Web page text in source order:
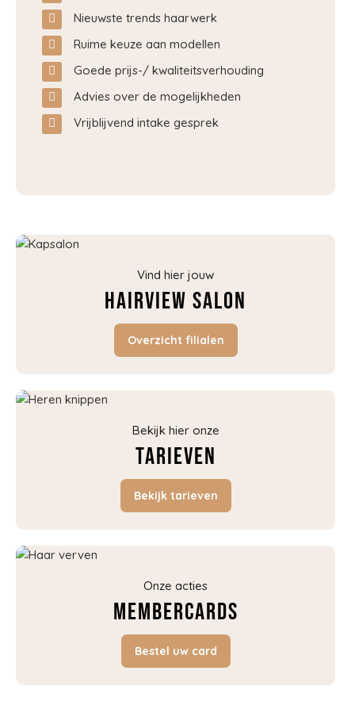
Nieuwste trends haarwerk
Ruime keuze aan modellen
Goede prijs-/ kwaliteitsverhouding
Advies over de mogelijkheden
Vrijblijvend intake gesprek
Vind hier jouw
Hairview salon
Overzicht filialen
Bekijk hier onze
Tarieven
Bekijk tarieven
Onze acties
Membercards
Bestel uw card